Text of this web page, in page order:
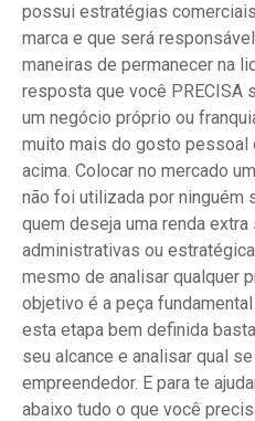
possui estratégias
marca e que será
maneiras de permanecer na
resposta que você PRECISA
um negócio próprio ou
muito mais do gosto pessoal
acima. Colocar no mercado
não foi utilizada por ninguém
quem deseja uma renda
administrativas ou
mesmo de analisar qualquer
objetivo é a peça
esta etapa bem definida
seu alcance e analisar qual
empreendedor. E para te
abaixo tudo o que você